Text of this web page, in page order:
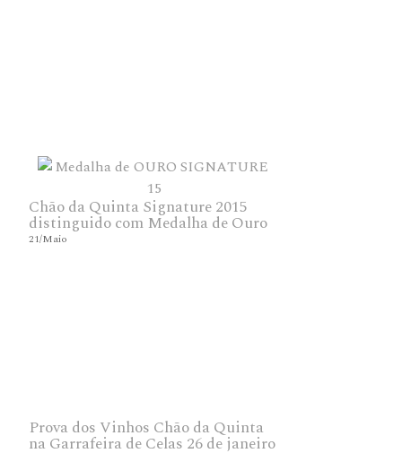
Chão da Quinta Signature 2015
distinguido com Medalha de Ouro
21/Maio
Prova dos Vinhos Chão da Quinta
na Garrafeira de Celas 26 de janeiro